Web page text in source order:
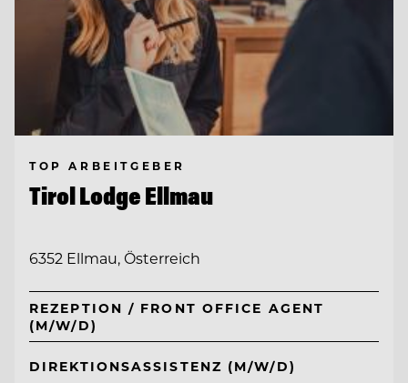
TOP ARBEITGEBER
Tirol Lodge Ellmau
6352 Ellmau, Österreich
REZEPTION / FRONT OFFICE AGENT
(M/W/D)
DIREKTIONSASSISTENZ (M/W/D)